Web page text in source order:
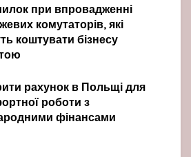
при впровадженні
комутаторів, які
коштувати бізнесу
рахунок в Польщі для
роботи з
фінансами